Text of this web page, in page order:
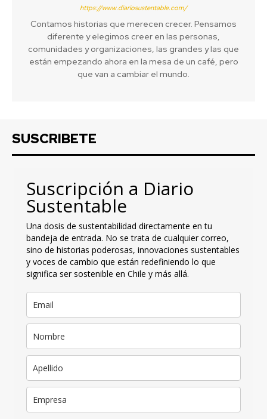
https://www.diariosustentable.com/
Contamos historias que merecen crecer. Pensamos
diferente y elegimos creer en las personas,
comunidades y organizaciones, las grandes y las que
están empezando ahora en la mesa de un café, pero
que van a cambiar el mundo.
SUSCRIBETE
Suscripción a Diario
Sustentable
Una dosis de sustentabilidad directamente en tu
bandeja de entrada. No se trata de cualquier correo,
sino de historias poderosas, innovaciones sustentables
y voces de cambio que están redefiniendo lo que
significa ser sostenible en Chile y más allá.